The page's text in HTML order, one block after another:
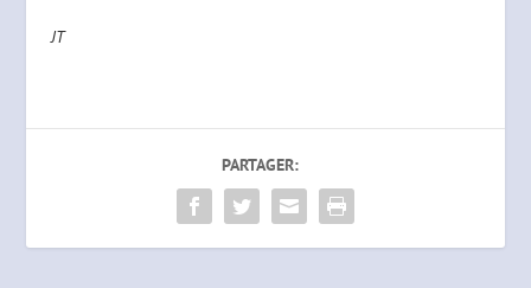
JT
PARTAGER: